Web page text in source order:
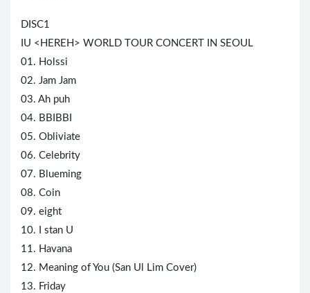
DISC1
IU <HEREH> WORLD TOUR CONCERT IN SEOUL
01. Holssi
02. Jam Jam
03. Ah puh
04. BBIBBI
05. Obliviate
06. Celebrity
07. Blueming
08. Coin
09. eight
10. I stan U
11. Havana
12. Meaning of You (San Ul Lim Cover)
13. Friday